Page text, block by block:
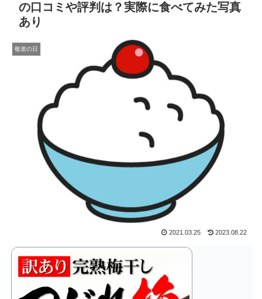
の口コミや評判は？実際に食べてみた写真
あり
敬老の日
2021.03.25 2023.08.22